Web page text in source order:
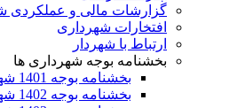
گزارشات مالی و عملکردی
افتخارات شهرداری
ارتباط با شهردار
بخشنامه بوجه شهرداری ها
بخشنامه بوجه 1401 شهرداری ها
بخشنامه بوجه 1402 شهرداری ها